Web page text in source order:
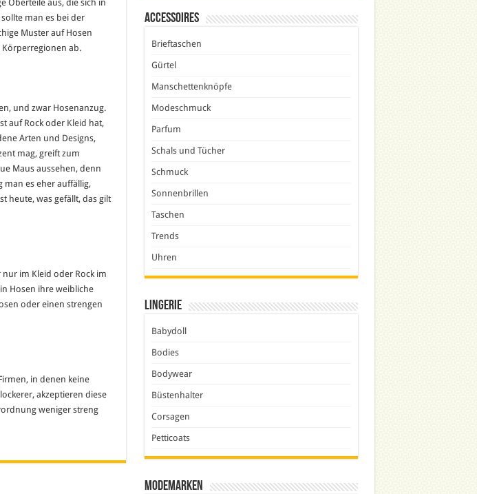
Oberteile aus, die sich in
man es bei der
Muster auf Hosen
Körperregionen ab.
und zwar Hosenanzug.
auf Rock oder Kleid hat,
Arten und Designs,
mag, greift zum
Maus aussehen, denn
es eher auffällig,
heute, was gefällt, das gilt
im Kleid oder Rock im
Hosen ihre weibliche
oder einen strengen
in denen keine
akzeptieren diese
weniger streng
Accessoires
Brieftaschen
Gürtel
Manschettenknöpfe
Modeschmuck
Parfum
Schals und Tücher
Schmuck
Sonnenbrillen
Taschen
Trends
Uhren
Lingerie
Babydoll
Bodies
Bodywear
Büstenhalter
Corsagen
Petticoats
Modemarken